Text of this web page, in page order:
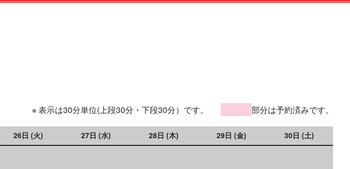
※ 表示は30分単位(上段30分・下段30分）です。 部分は予約済みです。
26日 (火) 27日 (水) 28日 (木) 29日 (金) 30日 (土)